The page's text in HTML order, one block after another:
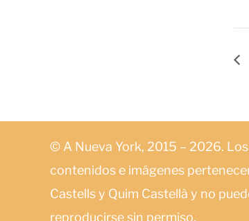
© A Nueva York, 2015 – 2026. Los
contenidos e imágenes
Castells y Quim Castellà y no
reproducirse sin permiso.